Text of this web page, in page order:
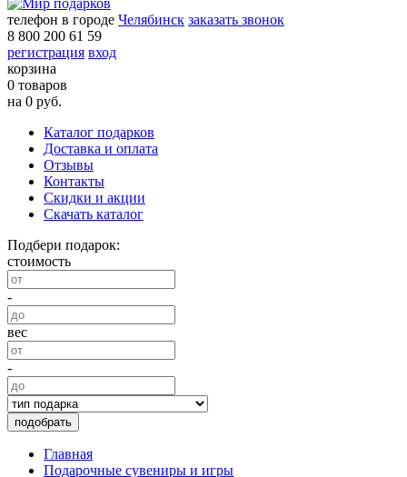
телефон в городе Челябинск заказать звонок
8 800 200 61 59
регистрация вход
корзина
0 товаров
на 0 руб.
Каталог подарков
Доставка и оплата
Отзывы
Контакты
Скидки и акции
Скачать каталог
Подбери подарок:
стоимость
-
вес
-
подобрать
Главная
Подарочные сувениры и игры